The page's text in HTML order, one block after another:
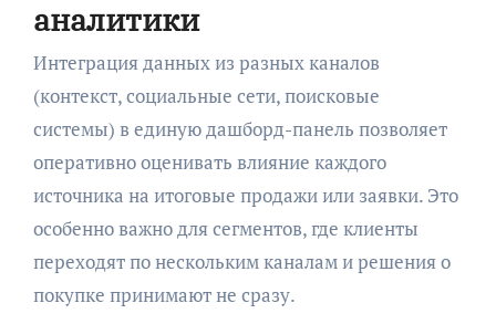
аналитики
Интеграция данных из разных каналов
(контекст, социальные сети, поисковые
системы) в единую дашборд-панель позволяет
оперативно оценивать влияние каждого
источника на итоговые продажи или заявки. Это
особенно важно для сегментов, где клиенты
переходят по нескольким каналам и решения о
покупке принимают не сразу.